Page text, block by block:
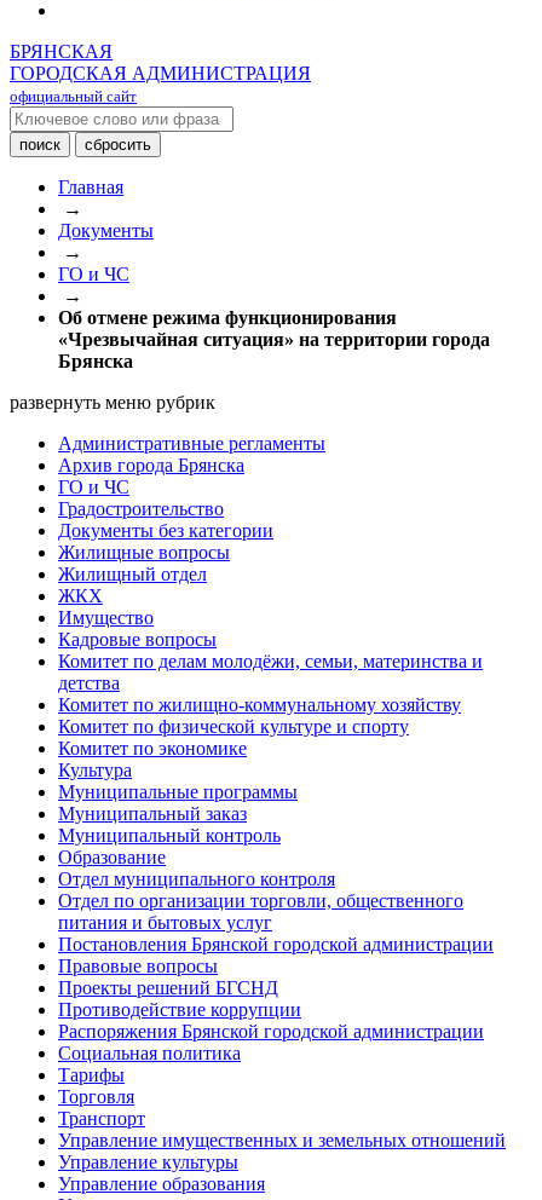
БРЯНСКАЯ
ГОРОДСКАЯ АДМИНИСТРАЦИЯ
официальный сайт
Главная
→
Документы
→
ГО и ЧС
→
Об отмене режима функционирования
«Чрезвычайная ситуация» на территории города
Брянска
развернуть меню рубрик
Административные регламенты
Архив города Брянска
ГО и ЧС
Градостроительство
Документы без категории
Жилищные вопросы
Жилищный отдел
ЖКХ
Имущество
Кадровые вопросы
Комитет по делам молодёжи, семьи, материнства и
детства
Комитет по жилищно-коммунальному хозяйству
Комитет по физической культуре и спорту
Комитет по экономике
Культура
Муниципальные программы
Муниципальный заказ
Муниципальный контроль
Образование
Отдел муниципального контроля
Отдел по организации торговли, общественного
питания и бытовых услуг
Постановления Брянской городской администрации
Правовые вопросы
Проекты решений БГСНД
Противодействие коррупции
Распоряжения Брянской городской администрации
Социальная политика
Тарифы
Торговля
Транспорт
Управление имущественных и земельных отношений
Управление культуры
Управление образования